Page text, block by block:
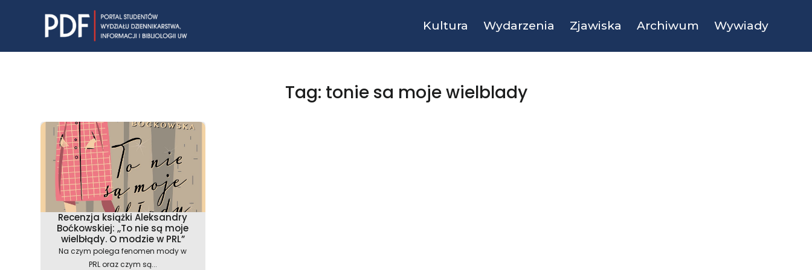
Kultura Wydarzenia Zjawiska Archiwum Wywiady
Tag: tonie sa moje wielblady
Recenzja książki Aleksandry
Boćkowskiej: ,,To nie są moje
wielbłądy. O modzie w PRL”
Na czym polega fenomen mody w
PRL oraz czym są...